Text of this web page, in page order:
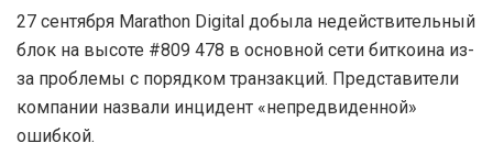
27 сентября Marathon Digital добыла недействительный
блок на высоте #809 478 в основной сети биткоина из-
за проблемы с порядком транзакций. Представители
компании назвали инцидент «непредвиденной»
ошибкой.